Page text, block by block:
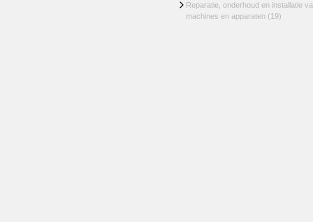
Reparatie, onderhoud en installatie
machines en apparaten (19)